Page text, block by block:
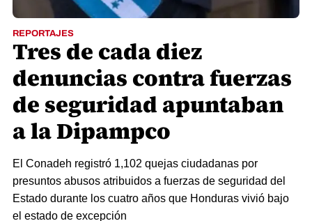
REPORTAJES
Tres de cada diez
denuncias contra fuerzas
de seguridad apuntaban
a la Dipampco
El Conadeh registró 1,102 quejas ciudadanas por
presuntos abusos atribuidos a fuerzas de seguridad del
Estado durante los cuatro años que Honduras vivió bajo
el estado de excepción